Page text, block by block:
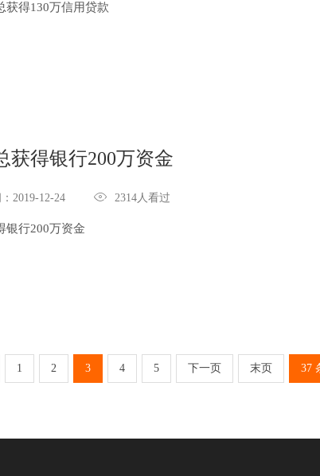
获得130万信用贷款
获得银行200万资金
2019-12-24  2314人看过
银行200万资金
1 2 3 4 5 下一页 末页 37